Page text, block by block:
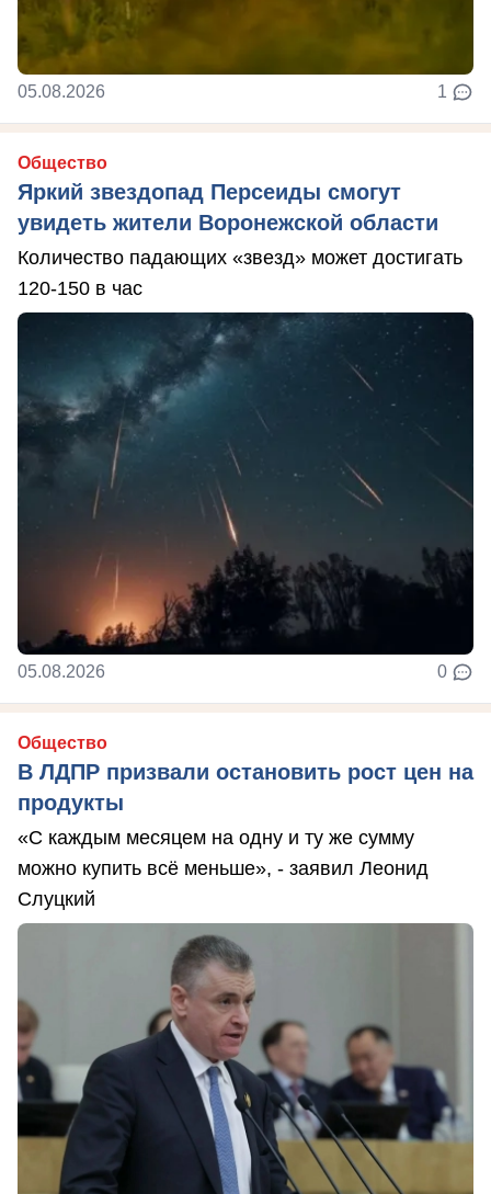
05.08.2026 1
Общество
Яркий звездопад Персеиды смогут
увидеть жители Воронежской области
Количество падающих «звезд» может достигать
120-150 в час
05.08.2026 0
Общество
В ЛДПР призвали остановить рост цен на
продукты
«С каждым месяцем на одну и ту же сумму
можно купить всё меньше», - заявил Леонид
Слуцкий